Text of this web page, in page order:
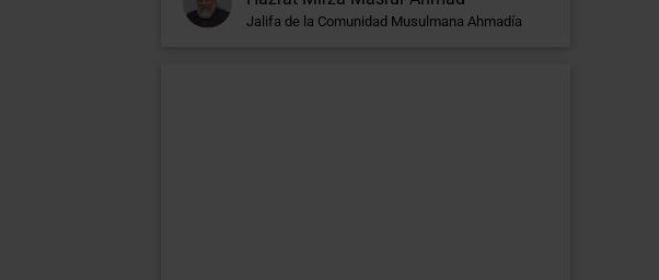
Jalifa de la Comunidad Musulmana Ahmadía